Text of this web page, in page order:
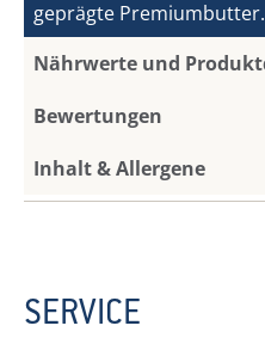
geprägte Premiumbutter.
Nährwerte und
Bewertungen
Inhalt & Allergene
SERVICE